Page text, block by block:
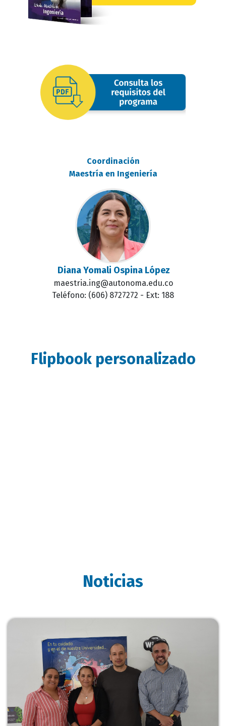
image
Coordinación
Maestría en Ingeniería
Diana Yomali Ospina López
maestria.ing@autonoma.edu.co
Teléfono: (606) 8727272 - Ext: 188
Flipbook personalizado
Noticias